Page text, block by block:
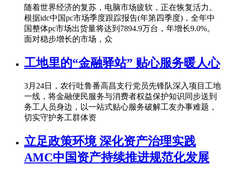
随着世界经济的复苏，电脑市场疲软，正在恢复活力。
根据idc中国pc市场季度跟踪报告(年第四季度)，全年中
国整体pc市场出货量将达到7894.9万台，年增长9.0%。
面对稳步增长的市场，众
工地里的“金融驿站” 贴心服务暖人心
3月24日，农行吐鲁番高昌支行党员先锋队深入项目工地
一线，将金融便民服务与消费者权益保护知识同步送到
务工人员身边，以一站式贴心服务破解工友办事难题，
切实守护务工群体资
立足政策环境 深化资产治理实践
AMC中国资产持续推进规范化发展